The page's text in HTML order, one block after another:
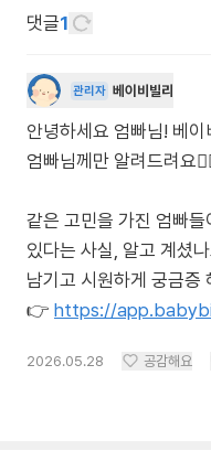
댓글1
관리자 베이비빌리
안녕하세요 엄빠님! 베
엄빠님께만 알려드려요
같은 고민을 가진 엄빠들
있다는 사실, 알고 계셨
남기고 시원하게 궁금증
👉 https://
2026.05.28 공감해요